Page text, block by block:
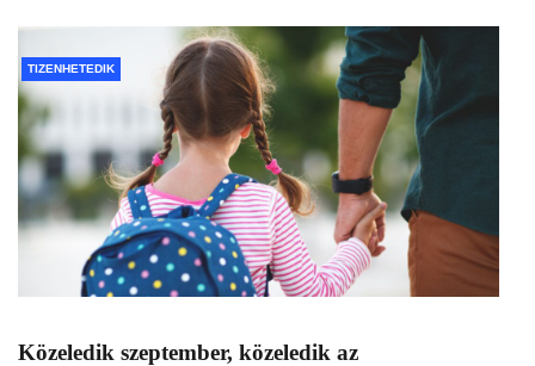
TIZENHETEDIK
Közeledik szeptember, közeledik az